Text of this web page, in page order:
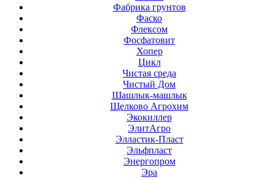
Фабрика грунтов
Фаско
Флексом
Фосфатовит
Хопер
Цикл
Чистая среда
Чистый Дом
Шашлык-машлык
Щелково Агрохим
Экокиллер
ЭлитАгро
Элластик-Пласт
Эльфпласт
Энергопром
Эра